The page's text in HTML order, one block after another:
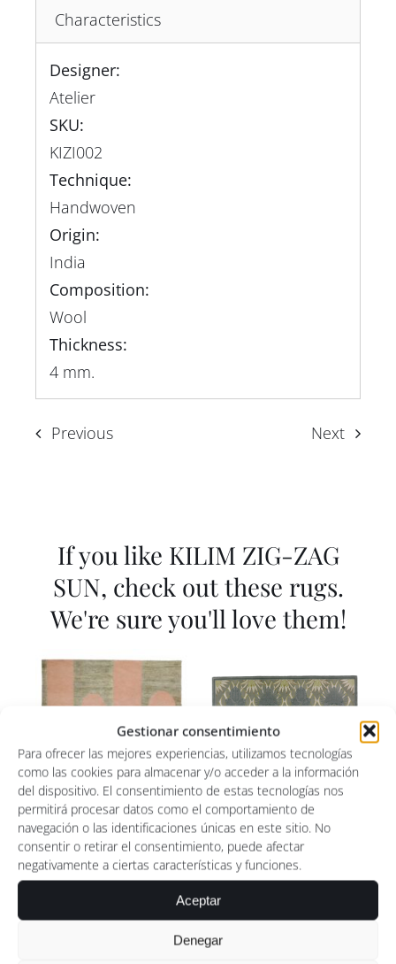
Gestionar consentimiento
Para ofrecer las mejores experiencias, utilizamos tecnologías
como las cookies para almacenar y/o acceder a la información
del dispositivo. El consentimiento de estas tecnologías nos
permitirá procesar datos como el comportamiento de
navegación o las identificaciones únicas en este sitio. No
consentir o retirar el consentimiento, puede afectar
negativamente a ciertas características y funciones.
Aceptar
Denegar
Characteristics
Designer:
Atelier
SKU:
KIZI002
Technique:
Handwoven
Origin:
India
Composition:
Wool
Thickness:
4 mm.
Previous Next
If you like KILIM ZIG-ZAG
SUN, check out these rugs.
We're sure you'll love them!
Strawberry Popsycle
1.193,75€–Price
range:
5.450,00€